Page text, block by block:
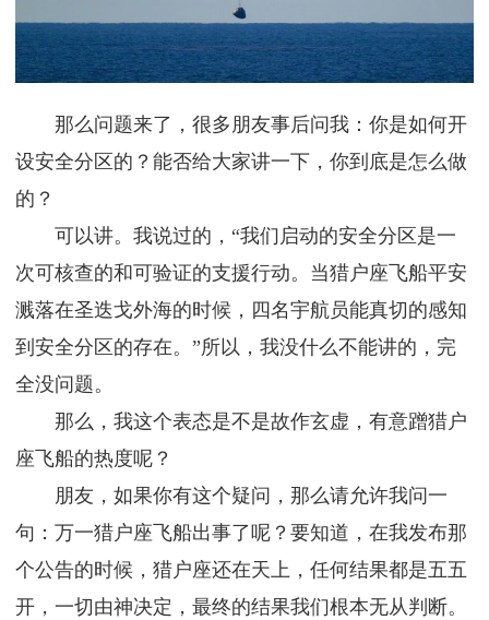
那么问题来了，很多朋友事后问我：你是如何开
设安全分区的？能否给大家讲一下，你到底是怎么做
的？
可以讲。我说过的，“我们启动的安全分区是一
次可核查的和可验证的支援行动。当猎户座飞船平安
溅落在圣迭戈外海的时候，四名宇航员能真切的感知
到安全分区的存在。”所以，我没什么不能讲的，完
全没问题。
那么，我这个表态是不是故作玄虚，有意蹭猎户
座飞船的热度呢？
朋友，如果你有这个疑问，那么请允许我问一
句：万一猎户座飞船出事了呢？要知道，在我发布那
个公告的时候，猎户座还在天上，任何结果都是五五
开，一切由神决定，最终的结果我们根本无从判断。